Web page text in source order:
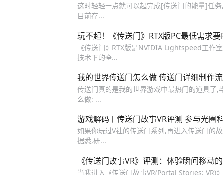
这时轻轻一点就可以起完成[传送门的能量]任
目前存...
玩不起！《传送门》RTX版PC最低需求要
《传送门》RTX版是NVIDIA Lightspeed工作
技术下的全...
我的世界传送门怎么做 传送门详细制作
传送门真的是我的世界游戏中最热门的道具了
么做: ...
游戏解码丨传送门故事VR评测 参与光圈
如果你玩过V社的传送门系列,再进入传送门的
据悉,研...
《传送门故事VR》评测：体验瞬间移动
当我进入《传送门故事VR(Portal Stories: VR)